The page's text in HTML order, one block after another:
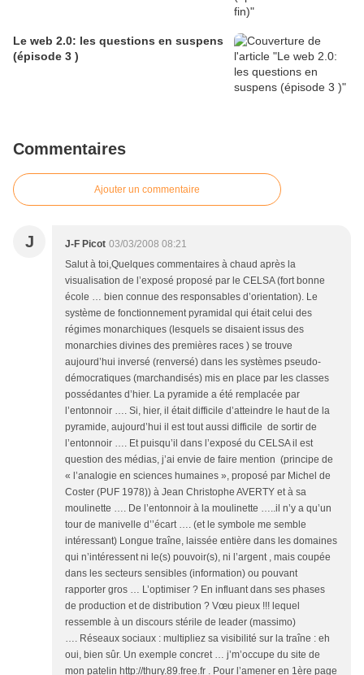
Le web 2.0: les questions en suspens
(épisode 3 )
Commentaires
Ajouter un commentaire
J J-F Picot 03/03/2008 08:21
Salut à toi,Quelques commentaires à chaud après la
visualisation de l’exposé proposé par le CELSA (fort bonne
école … bien connue des responsables d’orientation). Le
système de fonctionnement pyramidal qui était celui des
régimes monarchiques (lesquels se disaient issus des
monarchies divines des premières races ) se trouve
aujourd’hui inversé (renversé) dans les systèmes pseudo-
démocratiques (marchandisés) mis en place par les classes
possédantes d’hier. La pyramide a été remplacée par
l’entonnoir …. Si, hier, il était difficile d’atteindre le haut de la
pyramide, aujourd’hui il est tout aussi difficile de sortir de
l’entonnoir …. Et puisqu’il dans l’exposé du CELSA il est
question des médias, j’ai envie de faire mention (principe de
« l’analogie en sciences humaines », proposé par Michel de
Coster (PUF 1978)) à Jean Christophe AVERTY et à sa
moulinette …. De l’entonnoir à la moulinette …..il n’y a qu’un
tour de manivelle d’’écart …. (et le symbole me semble
intéressant) Longue traîne, laissée entière dans les domaines
qui n’intéressent ni le(s) pouvoir(s), ni l’argent , mais coupée
dans les secteurs sensibles (information) ou pouvant
rapporter gros … L’optimiser ? En influant dans ses phases
de production et de distribution ? Vœu pieux !!! lequel
ressemble à un discours stérile de leader (massimo)
…. Réseaux sociaux : multipliez sa visibilité sur la traîne : eh
oui, bien sûr. Un exemple concret … j’m’occupe du site de
mon patelin http://thury.89.free.fr . Pour l’amener en 1ère page